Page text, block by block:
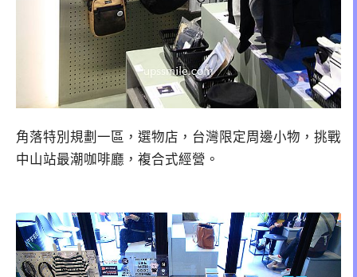
角落特別規劃一區，選物店，台灣限定周邊小物，挑戰
中山站最潮咖啡廳，複合式經營。